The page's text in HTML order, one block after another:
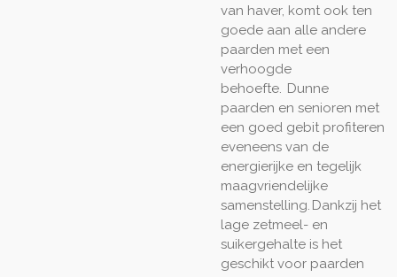
van haver, komt ook ten
goede aan alle andere
paarden met een
verhoogde
behoefte. Dunne
paarden en senioren met
een goed gebit profiteren
eveneens van de
energierijke en tegelijk
maagvriendelijke
samenstelling. Dankzij het
lage zetmeel- en
suikergehalte is het
geschikt voor paarden